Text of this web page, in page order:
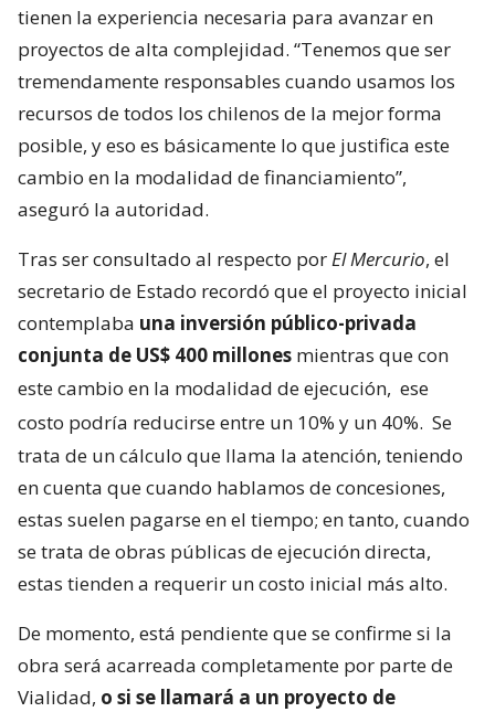
tienen la experiencia necesaria para avanzar en
proyectos de alta complejidad. “Tenemos que ser
tremendamente responsables cuando usamos los
recursos de todos los chilenos de la mejor forma
posible, y eso es básicamente lo que justifica este
cambio en la modalidad de financiamiento”,
aseguró la autoridad.
Tras ser consultado al respecto porEl Mercurio, el
secretario de Estado recordó que el proyecto inicial
contemplaba una inversión público-privada
conjunta de US$ 400 millones mientras que con
este cambio en la modalidad de ejecución, ese
costo podría reducirse entre un 10% y un 40%. Se
trata de un cálculo que llama la atención, teniendo
en cuenta que cuando hablamos de concesiones,
estas suelen pagarse en el tiempo; en tanto, cuando
se trata de obras públicas de ejecución directa,
estas tienden a requerir un costo inicial más alto.
De momento, está pendiente que se confirme si la
obra será acarreada completamente por parte de
Vialidad, o si se llamará a un proyecto de